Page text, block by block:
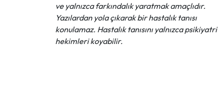
ve yalnızca farkındalık yaratmak amaçlıdır.
Yazılardan yola çıkarak bir hastalık tanısı
konulamaz. Hastalık tanısını yalnızca psikiyatri
hekimleri koyabilir.